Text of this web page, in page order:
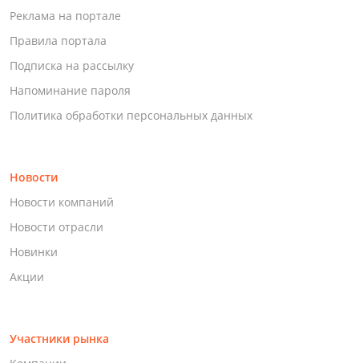
Реклама на портале
Правила портала
Подписка на рассылку
Напоминание пароля
Политика обработки персональных данных
Новости
Новости компаний
Новости отрасли
Новинки
Акции
Участники рынка